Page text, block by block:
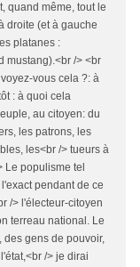
quand même, tout le
droite (et à gauche
platanes :
mustang).<br /> <br
vous cela ?: à
: à quoi cela
au citoyen: du
les patrons, les
les<br /> tueurs à
Le populisme tel
pendant de ce
/> l'électeur-citoyen
terreau national. Le
des gens de pouvoir,
/> je dirai